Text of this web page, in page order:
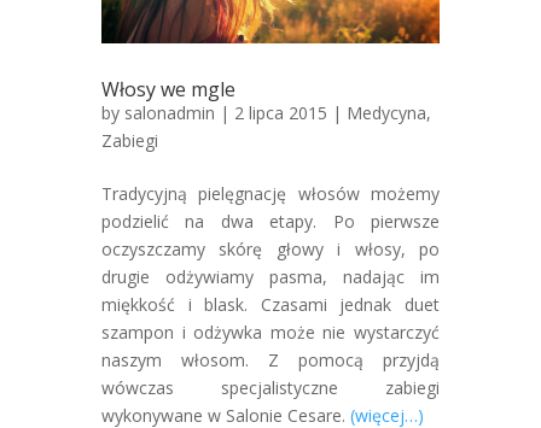
Włosy we mgle
by salonadmin | 2 lipca 2015 | Medycyna,
Zabiegi
Tradycyjną pielęgnację włosów możemy
podzielić na dwa etapy. Po pierwsze
oczyszczamy skórę głowy i włosy, po
drugie odżywiamy pasma, nadając im
miękkość i blask. Czasami jednak duet
szampon i odżywka może nie wystarczyć
naszym włosom. Z pomocą przyjdą
wówczas specjalistyczne zabiegi
wykonywane w Salonie Cesare. (więcej…)